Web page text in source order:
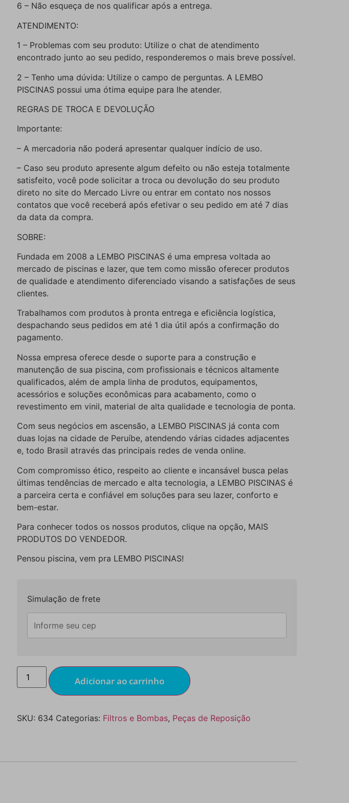
6 – Não esqueça de nos qualificar após a entrega.
ATENDIMENTO:
1 – Problemas com seu produto: Utilize o chat de atendimento
encontrado junto ao seu pedido, responderemos o mais breve possível.
2 – Tenho uma dúvida: Utilize o campo de perguntas. A LEMBO
PISCINAS possui uma ótima equipe para lhe atender.
REGRAS DE TROCA E DEVOLUÇÃO
Importante:
– A mercadoria não poderá apresentar qualquer indício de uso.
– Caso seu produto apresente algum defeito ou não esteja totalmente
satisfeito, você pode solicitar a troca ou devolução do seu produto
direto no site do Mercado Livre ou entrar em contato nos nossos
contatos que você receberá após efetivar o seu pedido em até 7 dias
da data da compra.
SOBRE:
Fundada em 2008 a LEMBO PISCINAS é uma empresa voltada ao
mercado de piscinas e lazer, que tem como missão oferecer produtos
de qualidade e atendimento diferenciado visando a satisfações de seus
clientes.
Trabalhamos com produtos à pronta entrega e eficiência logística,
despachando seus pedidos em até 1 dia útil após a confirmação do
pagamento.
Nossa empresa oferece desde o suporte para a construção e
manutenção de sua piscina, com profissionais e técnicos altamente
qualificados, além de ampla linha de produtos, equipamentos,
acessórios e soluções econômicas para acabamento, como o
revestimento em vinil, material de alta qualidade e tecnologia de ponta.
Com seus negócios em ascensão, a LEMBO PISCINAS já conta com
duas lojas na cidade de Peruíbe, atendendo várias cidades adjacentes
e, todo Brasil através das principais redes de venda online.
Com compromisso ético, respeito ao cliente e incansável busca pelas
últimas tendências de mercado e alta tecnologia, a LEMBO PISCINAS é
a parceira certa e confiável em soluções para seu lazer, conforto e
bem-estar.
Para conhecer todos os nossos produtos, clique na opção, MAIS
PRODUTOS DO VENDEDOR.
Pensou piscina, vem pra LEMBO PISCINAS!
Simulação de frete
Adicionar ao carrinho
SKU: 634 Categorias: Filtros e Bombas, Peças de Reposição